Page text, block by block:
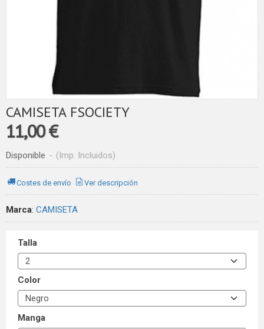
CAMISETA FSOCIETY
11,00 €
Disponible - (Imp. Incluidos)
Costes de envío Ver descripción
Marca: CAMISETA
Talla
Color
Manga